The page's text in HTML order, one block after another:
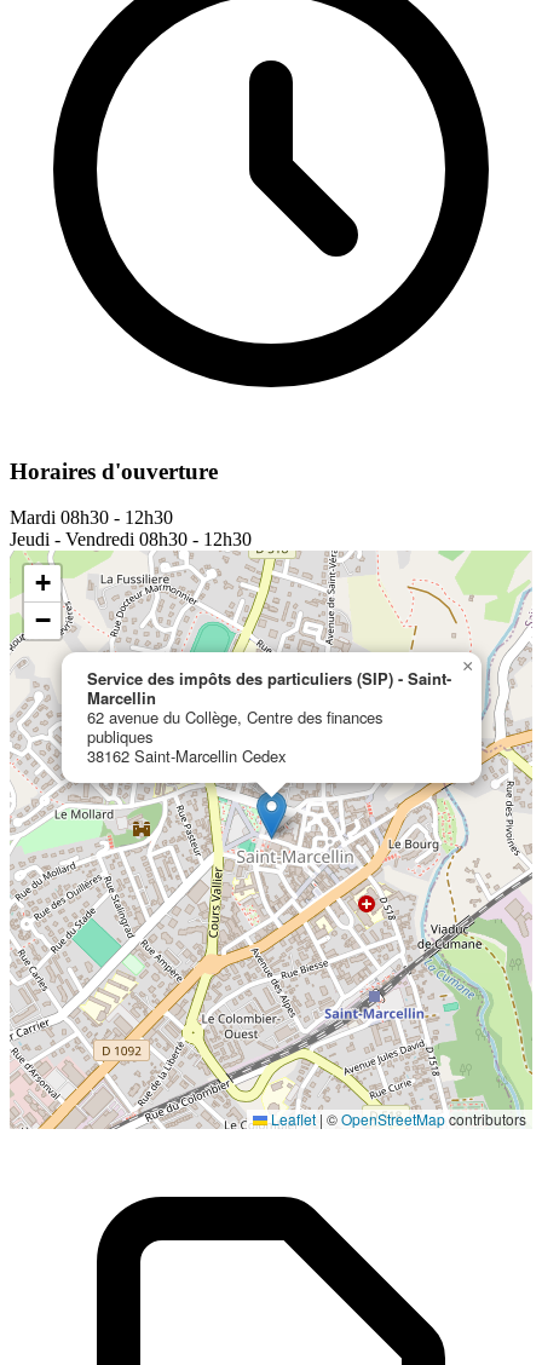
Horaires d'ouverture
Mardi 08h30 - 12h30
Jeudi - Vendredi 08h30 - 12h30
Localisation en cours...
Service des impôts des particuliers (SIP) - Saint-
Marcellin
62 avenue du Collège, Centre des finances
publiques
38162 Saint-Marcellin Cedex
×
+
−
Leaflet | ©OpenStreetMapcontributors